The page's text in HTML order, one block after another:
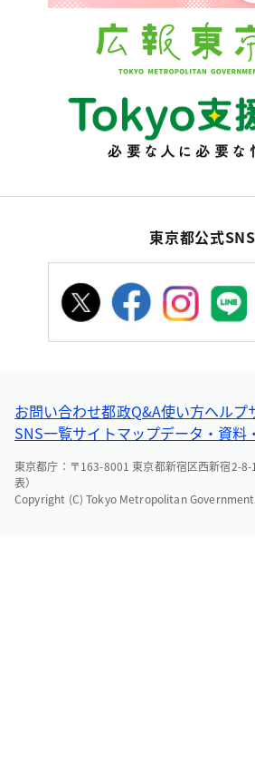
東京都公式SNS
お問い合わせ都政Q&A使い方ヘルプ
SNS一覧サイトマップデータ・資料
東京都庁：〒163-8001 東京都新宿区西新宿2-
表）
Copyright (C) Tokyo Metropolitan